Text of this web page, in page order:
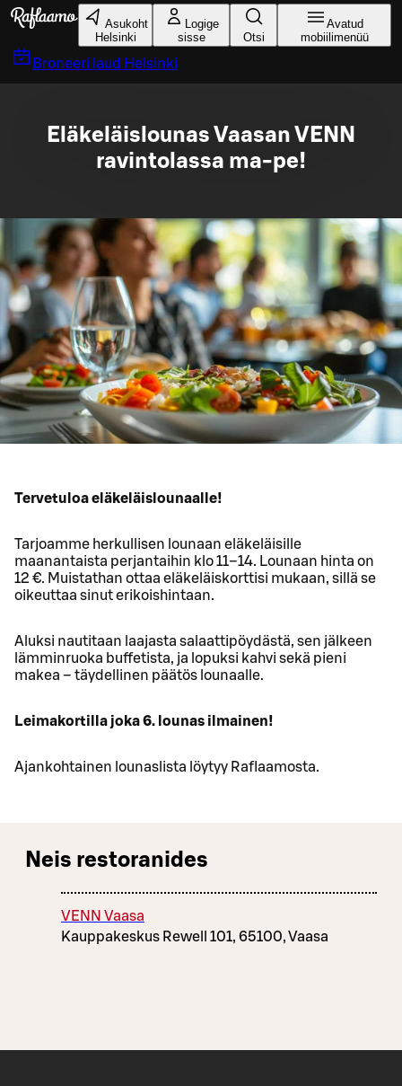
Liigu peamise sisu juurde
Asukoht
Helsinki
Logige
sisse
Otsi
Avatud
mobiilimenüü
Broneeri laud Helsinki
Eläkeläislounas Vaasan VENN
ravintolassa ma-pe!
Tervetuloa eläkeläislounaalle!
Tarjoamme herkullisen lounaan eläkeläisille
maanantaista perjantaihin klo 11–14. Lounaan hinta on
12 €. Muistathan ottaa eläkeläiskorttisi mukaan, sillä se
oikeuttaa sinut erikoishintaan.
Aluksi nautitaan laajasta salaattipöydästä, sen jälkeen
lämminruoka buffetista, ja lopuksi kahvi sekä pieni
makea – täydellinen päätös lounaalle.
Leimakortilla joka 6. lounas ilmainen!
Ajankohtainen lounaslista löytyy Raflaamosta.
Neis restoranides
VENN Vaasa
Kauppakeskus Rewell 101, 65100, Vaasa